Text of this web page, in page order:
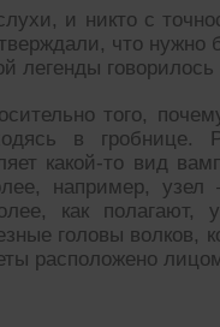
и никто с
что нужно
легенды говорилось
того,
в гробнице.
какой-то вид
например,
как
головы волков,
расположено